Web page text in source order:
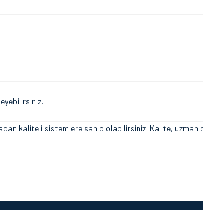
kaliteli sistemlere sahip olabilirsiniz. Kalite, uzman